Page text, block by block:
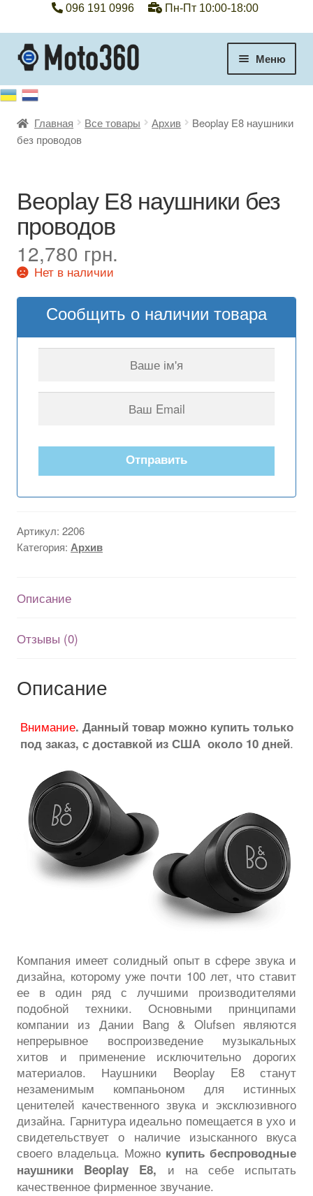
096 191 0996 Пн-Пт 10:00-18:00
Перейти
к
навигации
Перейти
к
содержимому
Меню
+38 096 191 0996
Категории
Оплата, доставка
Контакты
Отзывы
Главная Все товары Архив
Beoplay E8 наушники
без проводов
Beoplay E8 наушники без
проводов
12,780 грн.
Нет в наличии
Сообщить о наличии товара
Отправить
Артикул:2206
Категория: Архив
Описание
Отзывы (0)
Описание
Внимание. Данный товар можно купить только
под заказ, с доставкой из США около 10 дней.
Компания имеет солидный опыт в сфере звука и
дизайна, которому уже почти 100 лет, что ставит
ее в один ряд с лучшими производителями
подобной техники. Основными принципами
компании из Дании Bang & Olufsen являются
непрерывное воспроизведение музыкальных
хитов и применение исключительно дорогих
материалов. Наушники Beoplay E8 станут
незаменимым компаньоном для истинных
ценителей качественного звука и эксклюзивного
дизайна. Гарнитура идеально помещается в ухо и
свидетельствует о наличие изысканного вкуса
своего владельца. Можно купить беспроводные
наушники Beoplay E8, и на себе испытать
качественное фирменное звучание.